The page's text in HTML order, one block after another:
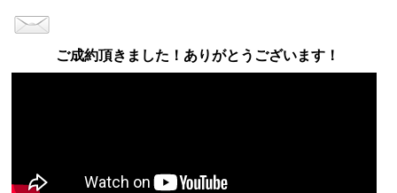
ご成約頂きました！ありがとうございます！